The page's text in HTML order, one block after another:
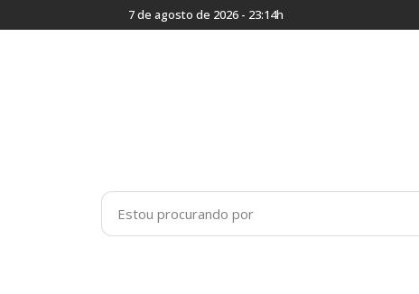
7 de agosto de 2026 - 23:14h